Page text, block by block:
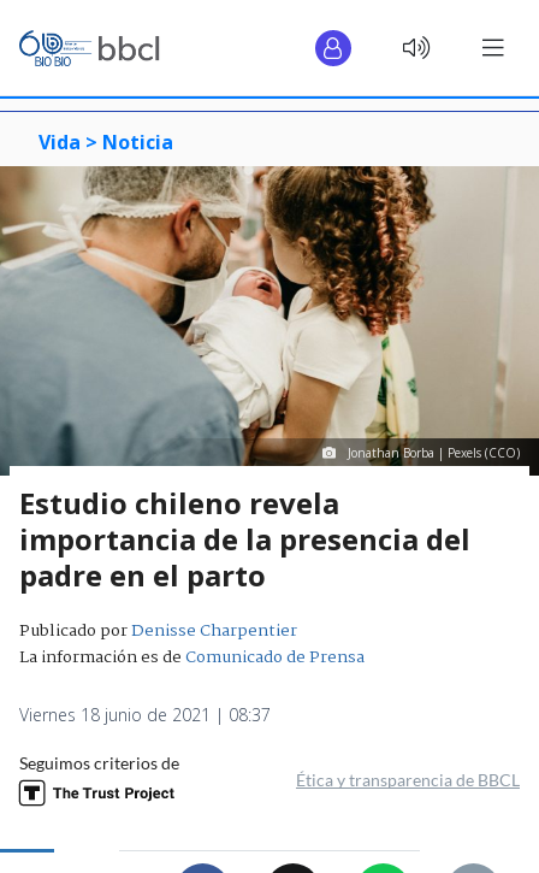
Vida > Noticia
Jonathan Borba | Pexels (CCO)
Estudio chileno revela
importancia de la presencia del
padre en el parto
Publicado porDenisse Charpentier
La información es deComunicado de Prensa
Viernes 18 junio de 2021 | 08:37
Seguimos criterios de
Ética y transparencia de BBCL